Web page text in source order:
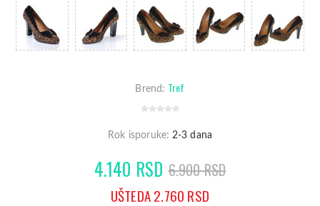
Brend: Tref
Rok isporuke: 2-3 dana
4.140 RSD 6.900 RSD
UŠTEDA 2.760 RSD